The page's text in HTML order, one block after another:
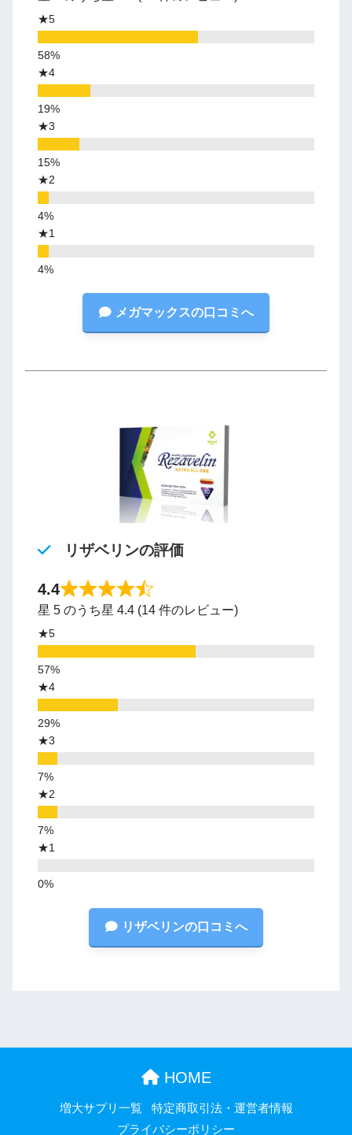
★5
★4
★3
★2
★1
メガマックスの口コミへ
リザベリンの評価
4.4
星 5 のうち星 4.4 (14 件のレビュー)
★5
★4
★3
★2
★1
リザベリンの口コミへ
HOME
増大サプリ一覧
特定商取引法・運営者情報
プライバシーポリシー